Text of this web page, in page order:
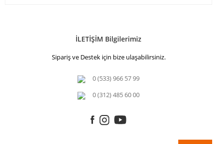
İLETİŞİM Bilgilerimiz
Sipariş ve Destek için bize ulaşabilirsiniz.
0 (533) 966 57 99
0 (312) 485 60 00